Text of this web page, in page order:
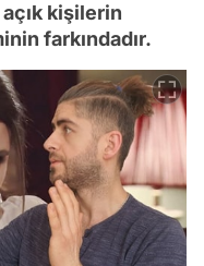
kişilerin
farkındadır.